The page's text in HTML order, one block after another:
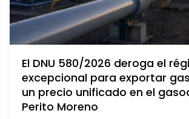
El DNU 580/2026 deroga el
excepcional para exportar
un precio unificado en el
Perito Moreno